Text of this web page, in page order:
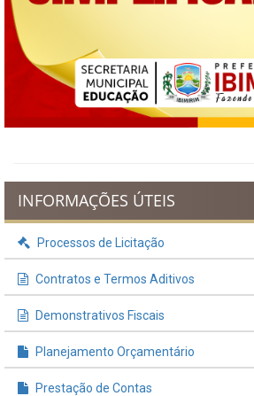
INFORMAÇÕES ÚTEIS
Processos de Licitação
Contratos e Termos Aditivos
Demonstrativos Fiscais
Planejamento Orçamentário
Prestação de Contas